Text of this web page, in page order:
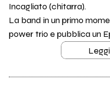
Incagliato (chitarra).
La band in un primo
power trio e pubblica un